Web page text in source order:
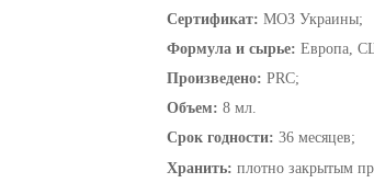
Сертификат: МОЗ Украины;
Формула и сырье: Европа,
Произведено: PRC;
Объем: 8 мл.
Срок годности: 36 месяцев;
Хранить: плотно закрытым